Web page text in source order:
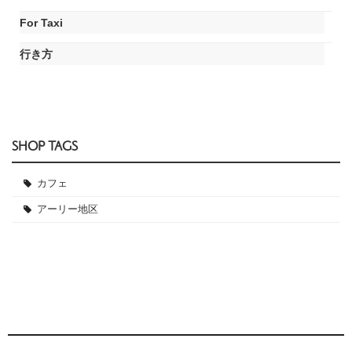
For Taxi
行き方
SHOP TAGS
カフェ
アーリー地区